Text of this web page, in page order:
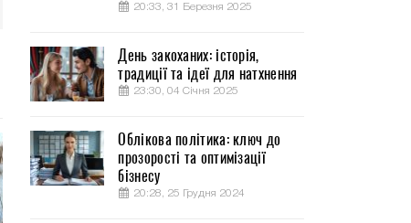
20:33, 31 Березня 2025
День закоханих: історія,
традиції та ідеї для натхнення
23:30, 04 Січня 2025
Облікова політика: ключ до
прозорості та оптимізації
бізнесу
20:28, 25 Грудня 2024